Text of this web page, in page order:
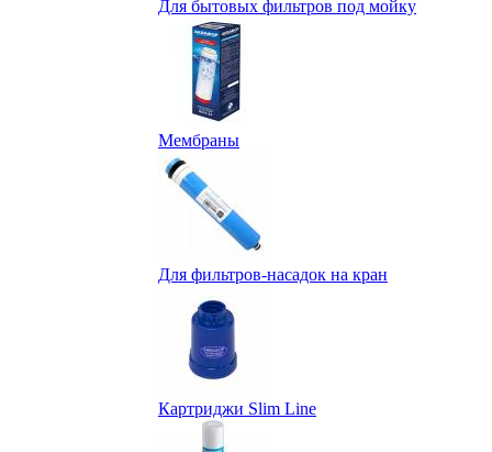
Для бытовых фильтров под мойку
Мембраны
Для фильтров-насадок на кран
Картриджи Slim Line